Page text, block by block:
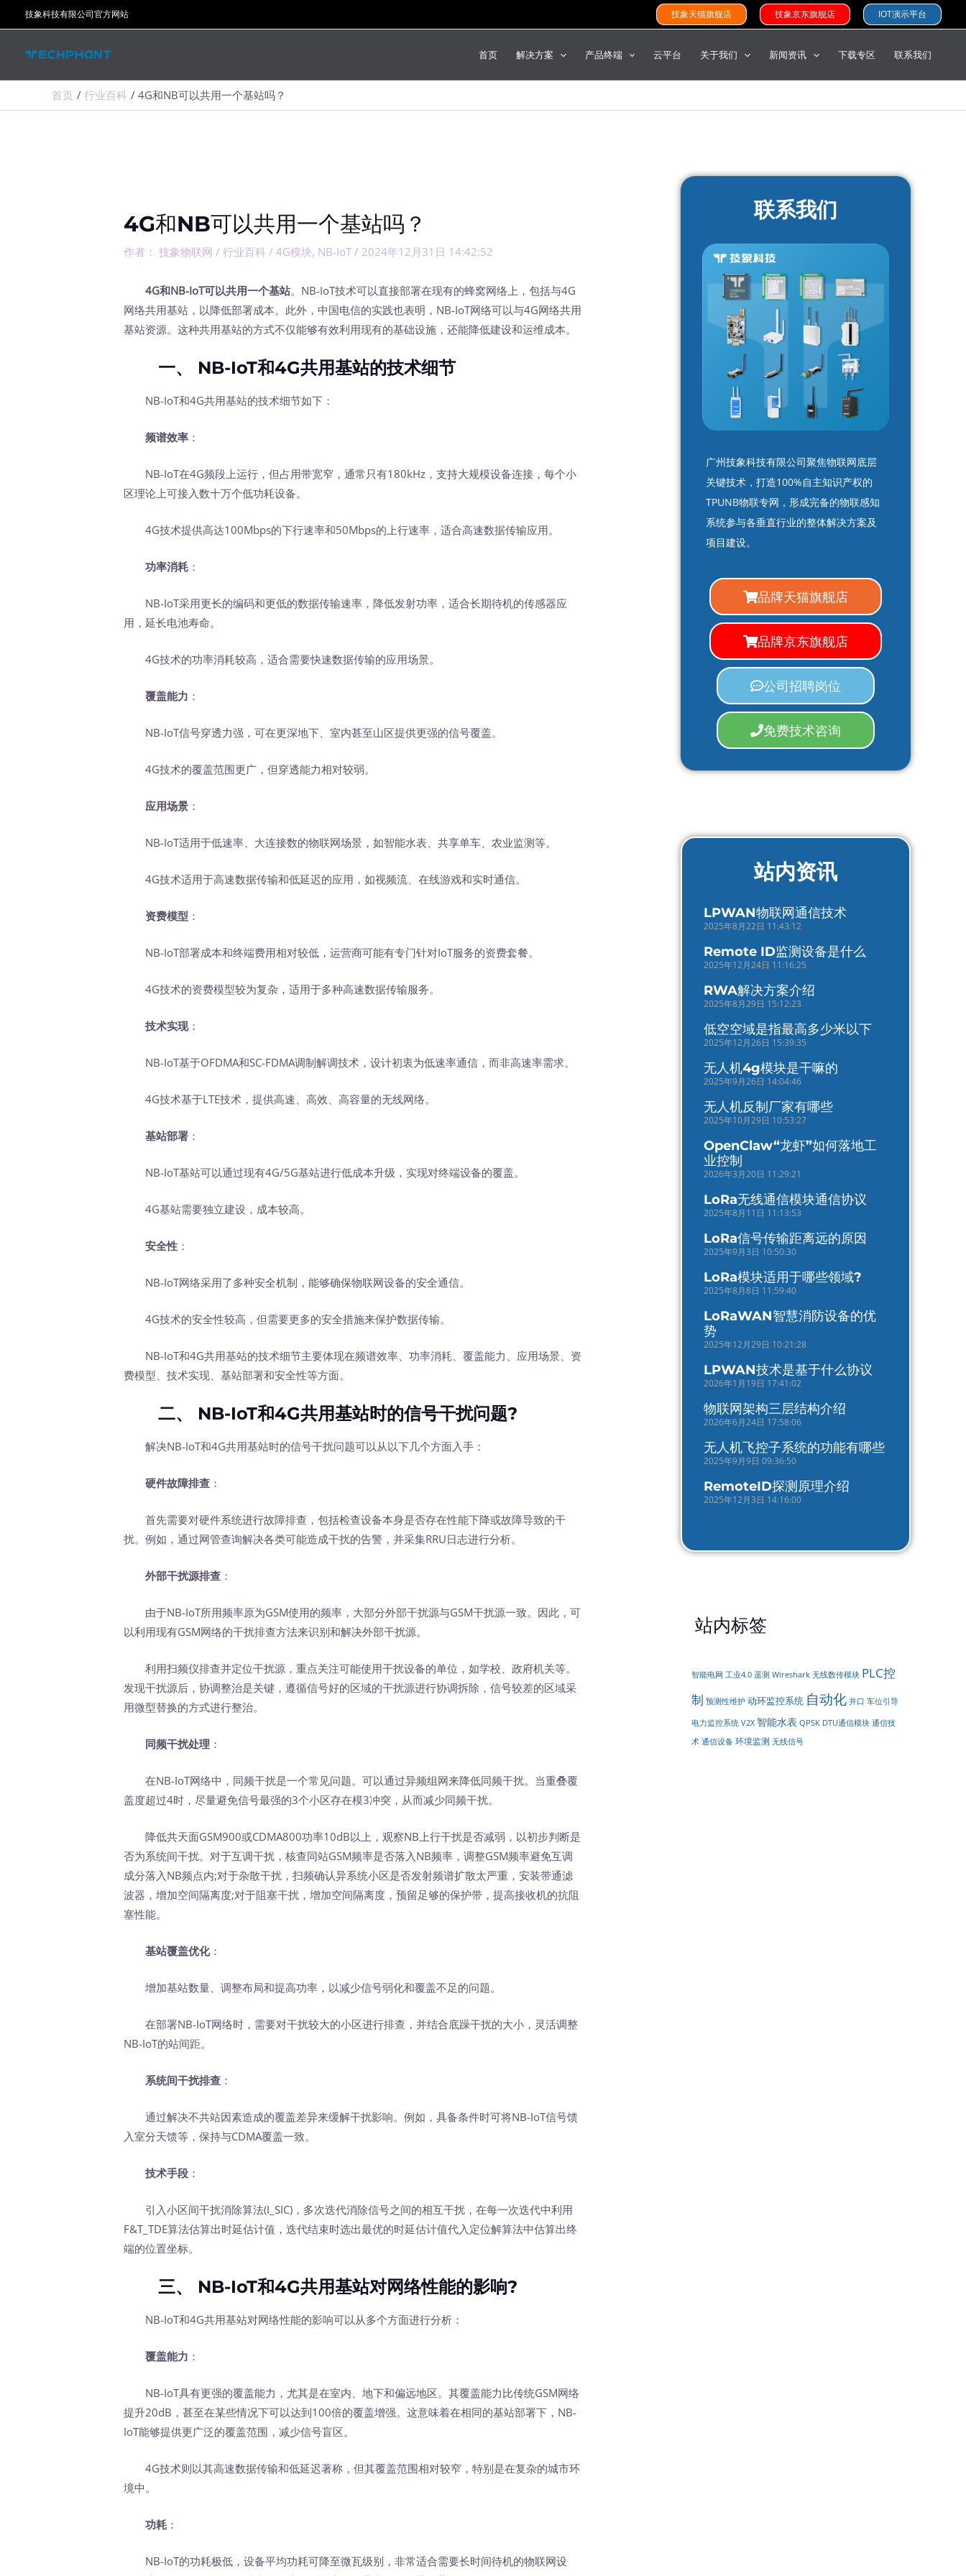
至
技象科技有限公司官方网站 技象天猫旗舰店 技象京东旗舰店 IOT演示平台
首页 解决方案 产品终端 云平台 关于我们 新闻资讯 下载专区 联系我们
首页 行业百科 4G和NB可以共用一个基站吗？
4G和NB可以共用一个基站吗？
作者： 技象物联网/行业百科 /4G模块, NB-IoT / 2024年12月31日 14:42:52
4G和NB-IoT可以共用一个基站。NB-IoT技术可以直接部署在现有的蜂窝网络上，包括与4G
网络共用基站，以降低部署成本。此外，中国电信的实践也表明，NB-IoT网络可以与4G网络共用
基站资源。这种共用基站的方式不仅能够有效利用现有的基础设施，还能降低建设和运维成本。
一、 NB-IoT和4G共用基站的技术细节
NB-IoT和4G共用基站的技术细节如下：
频谱效率 ：
NB-IoT在4G频段上运行，但占用带宽窄，通常只有180kHz，支持大规模设备连接，每个小
区理论上可接入数十万个低功耗设备。
4G技术提供高达100Mbps的下行速率和50Mbps的上行速率，适合高速数据传输应用。
功率消耗 ：
NB-IoT采用更长的编码和更低的数据传输速率，降低发射功率，适合长期待机的传感器应
用，延长电池寿命。
4G技术的功率消耗较高，适合需要快速数据传输的应用场景。
覆盖能力 ：
NB-IoT信号穿透力强，可在更深地下、室内甚至山区提供更强的信号覆盖。
4G技术的覆盖范围更广，但穿透能力相对较弱。
应用场景 ：
NB-IoT适用于低速率、大连接数的物联网场景，如智能水表、共享单车、农业监测等。
4G技术适用于高速数据传输和低延迟的应用，如视频流、在线游戏和实时通信。
资费模型 ：
NB-IoT部署成本和终端费用相对较低，运营商可能有专门针对IoT服务的资费套餐。
4G技术的资费模型较为复杂，适用于多种高速数据传输服务。
技术实现：
NB-IoT基于OFDMA和SC-FDMA调制解调技术，设计初衷为低速率通信，而非高速率需求。
4G技术基于LTE技术，提供高速、高效、高容量的无线网络。
基站部署 ：
NB-IoT基站可以通过现有4G/5G基站进行低成本升级，实现对终端设备的覆盖。
4G基站需要独立建设，成本较高。
安全性 ：
NB-IoT网络采用了多种安全机制，能够确保物联网设备的安全通信。
4G技术的安全性较高，但需要更多的安全措施来保护数据传输。
NB-IoT和4G共用基站的技术细节主要体现在频谱效率、功率消耗、覆盖能力、应用场景、资
费模型、技术实现、基站部署和安全性等方面。
二、 NB-IoT和4G共用基站时的信号干扰问题?
解决NB-IoT和4G共用基站时的信号干扰问题可以从以下几个方面入手：
硬件故障排查 ：
首先需要对硬件系统进行故障排查，包括检查设备本身是否存在性能下降或故障导致的干
扰。例如，通过网管查询解决各类可能造成干扰的告警，并采集RRU日志进行分析。
外部干扰源排查 ：
由于NB-IoT所用频率原为GSM使用的频率，大部分外部干扰源与GSM干扰源一致。因此，可
以利用现有GSM网络的干扰排查方法来识别和解决外部干扰源。
利用扫频仪排查并定位干扰源，重点关注可能使用干扰设备的单位，如学校、政府机关等。
发现干扰源后，协调整治是关键，遵循信号好的区域的干扰源进行协调拆除，信号较差的区域采
用微型替换的方式进行整治。
同频干扰处理 ：
在NB-IoT网络中，同频干扰是一个常见问题。可以通过异频组网来降低同频干扰。当重叠覆
盖度超过4时，尽量避免信号最强的3个小区存在模3冲突，从而减少同频干扰。
降低共天面GSM900或CDMA800功率10dB以上，观察NB上行干扰是否减弱，以初步判断是
否为系统间干扰。对于互调干扰，核查同站GSM频率是否落入NB频率，调整GSM频率避免互调
成分落入NB频点内;对于杂散干扰，扫频确认异系统小区是否发射频谱扩散太严重，安装带通滤
波器，增加空间隔离度;对于阻塞干扰，增加空间隔离度，预留足够的保护带，提高接收机的抗阻
塞性能。
基站覆盖优化：
增加基站数量、调整布局和提高功率，以减少信号弱化和覆盖不足的问题。
在部署NB-IoT网络时，需要对干扰较大的小区进行排查，并结合底躁干扰的大小，灵活调整
NB-IoT的站间距。
系统间干扰排查 ：
通过解决不共站因素造成的覆盖差异来缓解干扰影响。例如，具备条件时可将NB-IoT信号馈
入室分天馈等，保持与CDMA覆盖一致。
技术手段 ：
引入小区间干扰消除算法(I_SIC)，多次迭代消除信号之间的相互干扰，在每一次迭代中利用
F&T_TDE算法估算出时延估计值，迭代结束时选出最优的时延估计值代入定位解算法中估算出终
端的位置坐标。
三、 NB-IoT和4G共用基站对网络性能的影响?
NB-IoT和4G共用基站对网络性能的影响可以从多个方面进行分析：
覆盖能力 ：
NB-IoT具有更强的覆盖能力，尤其是在室内、地下和偏远地区。其覆盖能力比传统GSM网络
提升20dB，甚至在某些情况下可以达到100倍的覆盖增强。这意味着在相同的基站部署下，NB-
IoT能够提供更广泛的覆盖范围，减少信号盲区。
4G技术则以其高速数据传输和低延迟著称，但其覆盖范围相对较窄，特别是在复杂的城市环
境中。
功耗 ：
NB-IoT的功耗极低，设备平均功耗可降至微瓦级别，非常适合需要长时间待机的物联网设
联系我们
广州技象科技有限公司聚焦物联网底层
关键技术，打造100%自主知识产权的
TPUNB物联专网，形成完备的物联感知
系统参与各垂直行业的整体解决方案及
项目建设。
品牌天猫旗舰店
品牌京东旗舰店
公司招聘岗位
免费技术咨询
站内资讯
LPWAN物联网通信技术
2025年8月22日 11:43:12
Remote ID监测设备是什么
2025年12月24日 11:16:25
RWA解决方案介绍
2025年8月29日 15:12:23
低空空域是指最高多少米以下
2025年12月26日 15:39:35
无人机4g模块是干嘛的
2025年9月26日 14:04:46
无人机反制厂家有哪些
2025年10月29日 10:53:27
OpenClaw“龙虾”如何落地工
业控制
2026年3月20日 11:29:21
LoRa无线通信模块通信协议
2025年8月11日 11:13:53
LoRa信号传输距离远的原因
2025年9月3日 10:50:30
LoRa模块适用于哪些领域?
2025年8月8日 11:59:40
LoRaWAN智慧消防设备的优
势
2025年12月29日 10:21:28
LPWAN技术是基于什么协议
2026年1月19日 17:41:02
物联网架构三层结构介绍
2026年6月24日 17:58:06
无人机飞控子系统的功能有哪些
2025年9月9日 09:36:50
RemoteID探测原理介绍
2025年12月3日 14:16:00
站内标签
智能电网 工业4.0 遥测 Wireshark 无线数传模块 PLC控
制 预测性维护 动环监控系统 自动化 并口 车位引导
电力监控系统 V2X 智能水表 QPSK DTU通信模块 通信技
术 通信设备 环境监测 无线信号